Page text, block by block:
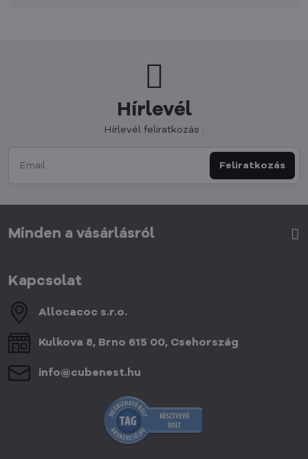
Hírlevél
Hírlevél feliratkozás :
Feliratkozás
Minden a vásárlásról
Kapcsolat
Allocacoc s​.r​.o​.
Kulkova 8, Brno 615 00, Csehország
info​@cubenest​.hu